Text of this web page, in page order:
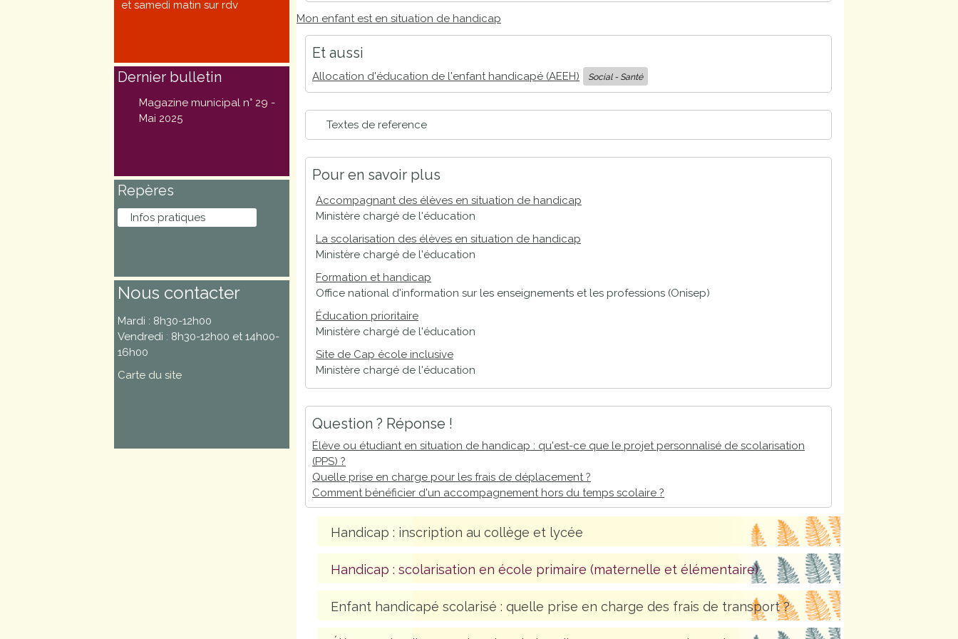
Réglementation
Démarches
Rhône
Médiathèque
publics
Cour et
Visiter,
s'amuser
Mon enfant est en situation de handicap
Et aussi
Allocation d'éducation de l'enfant handicapé (AEEH) Social - Santé
Textes de reference
Pour en savoir plus
Accompagnant des élèves en situation de handicap
Ministère chargé de l'éducation
La scolarisation des élèves en situation de handicap
Ministère chargé de l'éducation
Formation et handicap
Office national d'information sur les enseignements et les professions (Onisep)
Éducation prioritaire
Ministère chargé de l'éducation
Site de Cap école inclusive
Ministère chargé de l'éducation
Question ? Réponse !
Élève ou étudiant en situation de handicap : qu'est-ce que le projet personnalisé de scolarisation
(PPS) ?
Quelle prise en charge pour les frais de déplacement ?
Comment bénéficier d'un accompagnement hors du temps scolaire ?
Handicap : inscription au collège et lycée
Handicap : scolarisation en école primaire (maternelle et élémentaire)
Enfant handicapé scolarisé : quelle prise en charge des frais de transport ?
et samedi matin sur rdv
Dernier bulletin
Magazine municipal n° 29 -
Mai 2025
Repères
Infos pratiques
Nous contacter
Mardi : 8h30-12h00
Vendredi : 8h30-12h00 et 14h00-
16h00
Carte du site